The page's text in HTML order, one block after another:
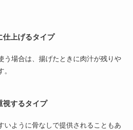
仕上げるタイプ
う場合は、揚げたときに肉汁が残りや
視するタイプ
いように骨なしで提供されることもあ